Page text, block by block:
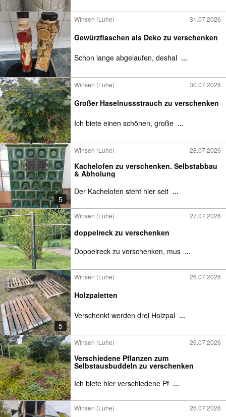
Winsen (Luhe) 31.07.2026
Gewürzflaschen als Deko zu verschenken
Schon lange abgelaufen, deshal ...
Winsen (Luhe) 30.07.2026
Großer Haselnussstrauch zu verschenken
Ich biete einen schönen, große ...
5
Winsen (Luhe) 28.07.2026
Kachelofen zu verschenken. Selbstabbau
& Abholung
Der Kachelofen steht hier seit ...
Winsen (Luhe) 27.07.2026
doppelreck zu verschenken
Dopoelreck zu verschenken, mus ...
5
Winsen (Luhe) 26.07.2026
Holzpaletten
Verschenkt werden drei Holzpal ...
Winsen (Luhe) 26.07.2026
Verschiedene Pflanzen zum
Selbstausbuddeln zu verschenken
Ich biete hier verschiedene Pf ...
Winsen (Luhe) 26.07.2026